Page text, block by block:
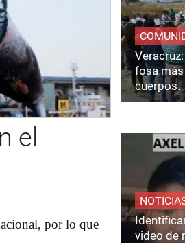
el
por lo que
fosa
cuerpos.
video de